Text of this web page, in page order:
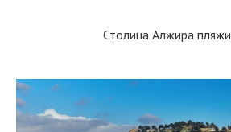
Столица Алжира пляжи